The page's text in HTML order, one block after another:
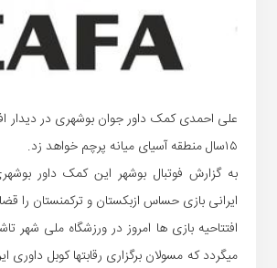
علی احمدی کمک داور جوان بوشهری در دیدار
۱۵سال منطقه آسیای میانه پرچم خواهد زد.
به گزارش فوتبال بوشهر این کمک داور
ایرانی بازی حساس ازبکستان و ترکمنستان را
افتتاحیه بازی ها امروز در ورزشگاه ملی شهر
میگردد که مسولان برگزاری رقابتها کوبل داوری